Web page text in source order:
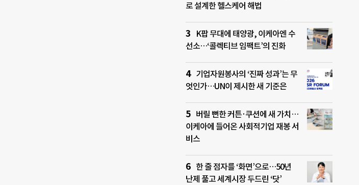
로 설계한 헬스케어 해법
K팝 무대에 태양광, 이케아엔 수
선소…‘콜렉티브 임팩트’의 진화
기업자원봉사의 ‘진짜 성과’는 무
엇인가…UN이 제시한 새 기준은
버릴 뻔한 커튼·쿠션에 새 가치…
이케아에 들어온 사회적기업 재봉 서
비스
한 줄 점자를 ‘화면’으로…50년
난제 풀고 세계시장 두드린 ‘닷’